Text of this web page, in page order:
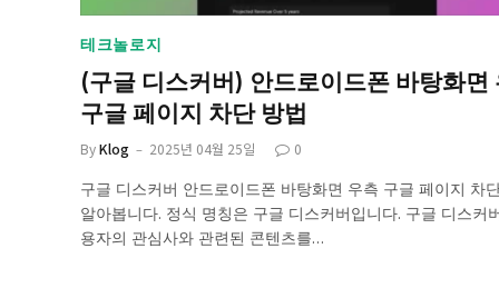
테크놀로지
(구글 디스커버) 안드로이드폰 바탕화면
구글 페이지 차단 방법
ByKlog 2025년 04월 25일 0
구글 디스커버 안드로이드폰 바탕화면 우측 구글 페이지 차
알아봅니다. 정식 명칭은 구글 디스커버입니다. 구글 디스커
용자의 관심사와 관련된 콘텐츠를…